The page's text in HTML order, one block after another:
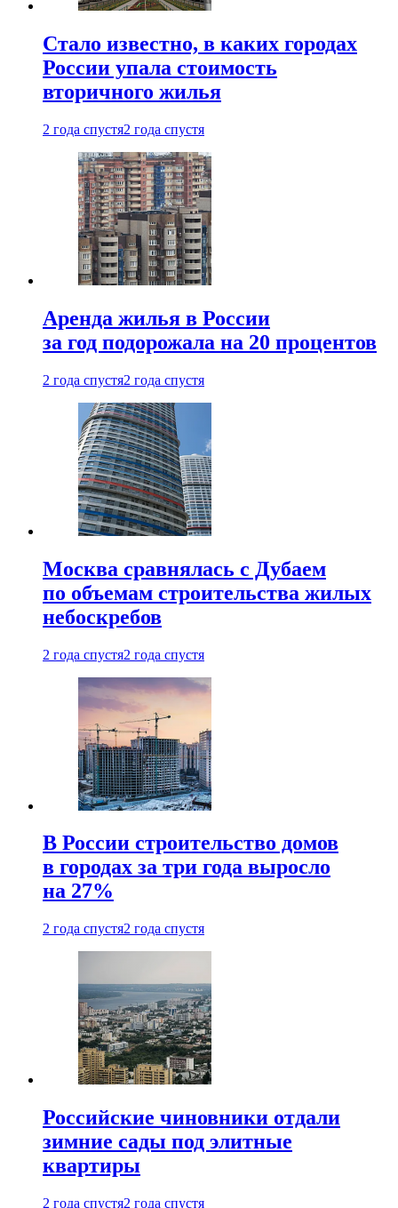
Стало известно, в каких городах
России упала стоимость
вторичного жилья
2 года спустя2 года спустя
Аренда жилья в России
за год подорожала на 20 процентов
2 года спустя2 года спустя
Москва сравнялась с Дубаем
по объемам строительства жилых
небоскребов
2 года спустя2 года спустя
В России строительство домов
в городах за три года выросло
на 27%
2 года спустя2 года спустя
Российские чиновники отдали
зимние сады под элитные
квартиры
2 года спустя2 года спустя